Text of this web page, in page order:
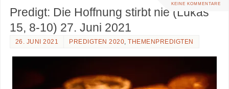
KEINE KOMMENTARE
Predigt: Die Hoffnung stirbt nie (Lukas
15, 8-10) 27. Juni 2021
26. JUNI 2021 PREDIGTEN 2020,THEMENPREDIGTEN